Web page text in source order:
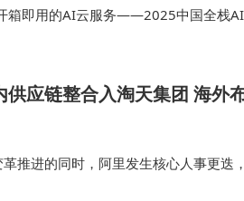
箱即用的AI云服务——2025中国全栈
、MaaS三大领域的市场规模总和达
供应链整合入淘天集团 海外
推进的同时，阿里发生核心人事更迭
式卸任阿里巴巴集团董事会主席兼